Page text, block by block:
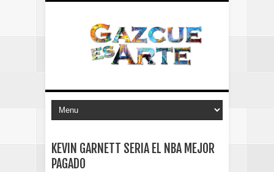
KEVIN GARNETT SERIA EL NBA MEJOR
PAGADO